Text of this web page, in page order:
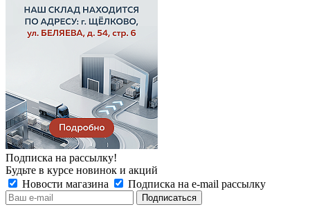
Подписка на рассылку!
Будьте в курсе новинок и акций
Новости магазина
Подписка на e-mail рассылку